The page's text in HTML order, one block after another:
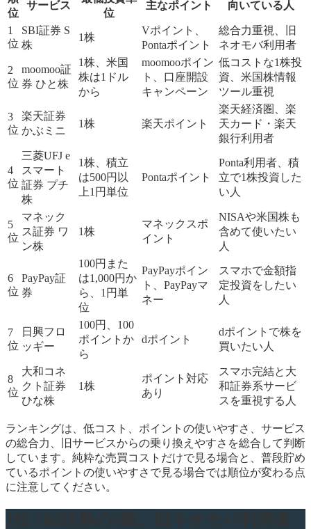
位
サービス
位
主なポイント 向いている人
1
位
SBI証券 S
株
1株
Vポイント、
Pontaポイント
総合力重視、旧
ネオモバ利用者
2
位
moomoo証
券 ひと株
1株、米国
株は1ドル
から
moomooポイン
ト、口座開設
キャンペーン
低コストな1株投
資、米国株情報
ツール重視
3
位
楽天証券
かぶミニ
1株 楽天ポイント
楽天経済圏、楽
天カード・楽天
銀行利用者
4
位
三菱UFJ e
スマート
証券 プチ
株
1株、積立
は500円以
上1円単位
Pontaポイント
Ponta利用者、積
立で1株投資した
い人
5
位
マネック
ス証券 ワ
ン株
1株
マネックスポ
イント
NISAや米国株も
含めて使いたい
人
6
位
PayPay証
券
100円また
は1,000円か
ら、1円単
位
PayPayポイン
ト、PayPayマ
ネー
スマホで金額指
定投資をしたい
人
7
位
日興フロ
ッギー
100円、100
ポイントか
ら
dポイント
dポイントで株を
買いたい人
8
位
大和コネ
クト証券
ひな株
1株
ポイント対応
あり
スマホ完結と大
和証券系サービ
スを重視する人
ランキングは、低コスト、ポイントの使いやすさ、サービス
の総合力、旧サービスからの乗り換えやすさを総合して判断
しています。純粋な売買コストだけで見る場合と、普段貯め
ているポイントの使いやすさで見る場合では順位が変わる点
に注意してください。